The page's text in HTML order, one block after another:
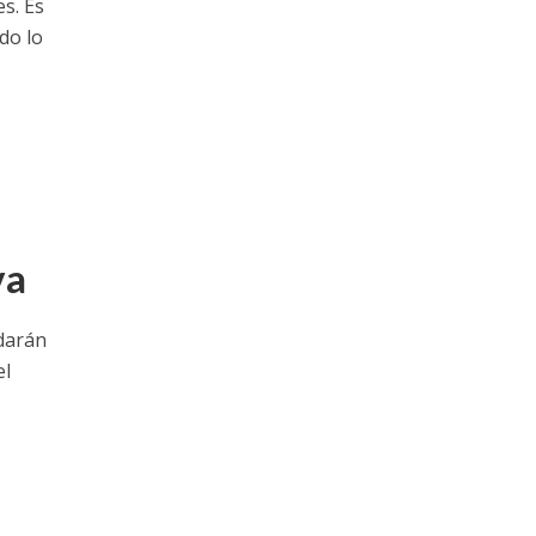
Es
lo